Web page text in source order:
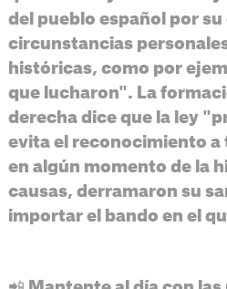
del pueblo español por
circunstancias
históricas, como por
que lucharon". La
derecha dice que la ley
evita el reconocimiento a
en algún momento de la
causas, derramaron su
importar el bando en el